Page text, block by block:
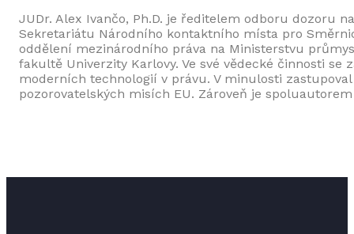
JUDr. Alex Ivančo, Ph.D. je ředitelem odboru dozoru
Sekretariátu Národního kontaktního místa pro
oddělení mezinárodního práva na Ministerstvu
fakultě Univerzity Karlovy. Ve své vědecké činnosti
moderních technologií v právu. V minulosti
pozorovatelských misích EU. Zároveň je